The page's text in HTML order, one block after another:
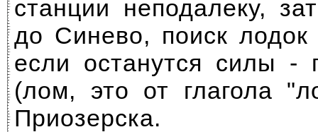
станции неподалеку,
до Синево, поиск
если останутся силы -
(лом, это от глагола
Приозерска.